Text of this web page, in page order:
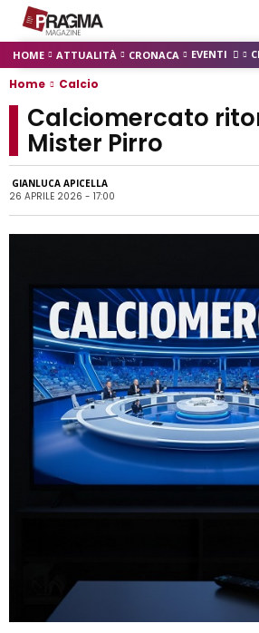
HOME ATTUALITÀ CRONACA EVENTI
Home Calcio
Calciomercato
Mister Pirro
GIANLUCA APICELLA
26 APRILE 2026 - 17:00